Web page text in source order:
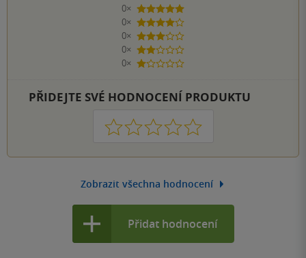
0×
5 hvězdiček
0×
4 hvězdičky
0×
3 hvězdičky
0×
2 hvězdičky
0×
1 hvezdička
PŘIDEJTE SVÉ HODNOCENÍ PRODUKTU
1 2 3 4 5
Zobrazit všechna hodnocení
Přidat hodnocení